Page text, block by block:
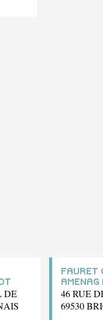
DE
FAURET
AMENAG
46 RUE
69530